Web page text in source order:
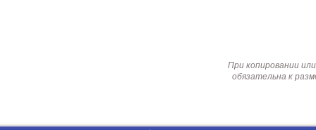
При копировании
обязательна к